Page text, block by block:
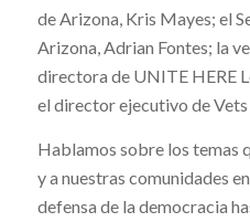
de Arizona, Kris Mayes; el
Arizona, Adrian Fontes; la
directora de UNITE HERE
el director ejecutivo de
Hablamos sobre los temas
y a nuestras comunidades
defensa de la democracia